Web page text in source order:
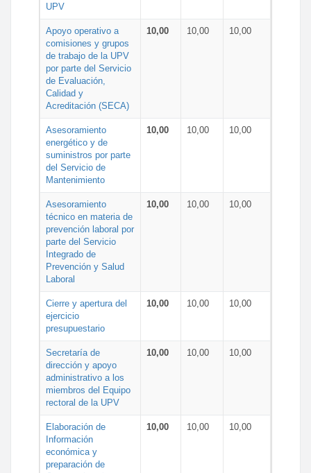
UPV
Apoyo operativo a
comisiones y grupos
de trabajo de la UPV
por parte del Servicio
de Evaluación,
Calidad y
Acreditación (SECA)
10,00 10,00 10,00
Asesoramiento
energético y de
suministros por parte
del Servicio de
Mantenimiento
10,00 10,00 10,00
Asesoramiento
técnico en materia de
prevención laboral por
parte del Servicio
Integrado de
Prevención y Salud
Laboral
10,00 10,00 10,00
Cierre y apertura del
ejercicio
presupuestario
10,00 10,00 10,00
Secretaría de
dirección y apoyo
administrativo a los
miembros del Equipo
rectoral de la UPV
10,00 10,00 10,00
Elaboración de
Información
económica y
preparación de
10,00 10,00 10,00